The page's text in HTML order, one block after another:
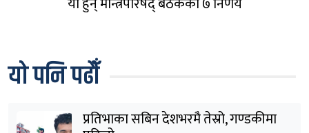
यो पनि पढौँ
प्रतिभाका सबिन देशभरमै तेस्रो, गण्डकीमा